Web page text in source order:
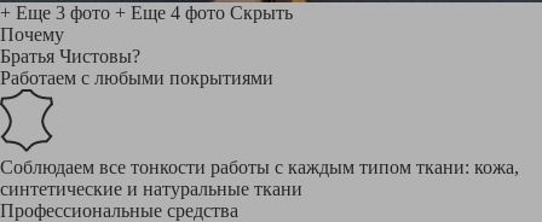
+ Еще 3 фото + Еще 4 фото Скрыть
Почему
Братья Чистовы?
Работаем с любыми покрытиями
Соблюдаем все тонкости работы с каждым типом ткани: кожа,
синтетические и натуральные ткани
Профессиональные средства